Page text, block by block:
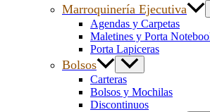
Marroquinería Ejecutiva
Agendas y Carpetas
Maletines y Porta
Porta Lapiceras
Bolsos
Carteras
Bolsos y Mochilas
Discontinuos